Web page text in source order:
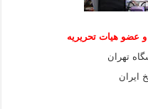
و عضو هیاتتحریریه
تهران
ایران